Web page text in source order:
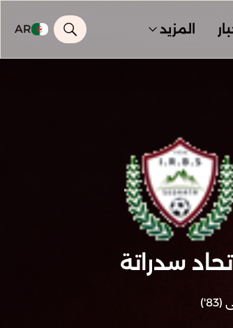
المزيد AR
إتحاد سدراتة